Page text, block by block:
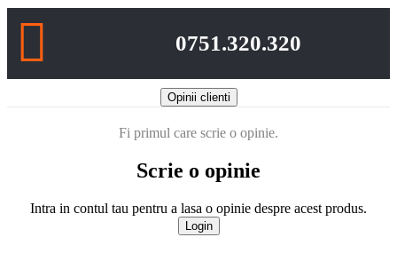
0751.320.320
Opinii clienti
Fi primul care scrie o opinie.
Scrie o opinie
Intra in contul tau pentru a lasa o opinie despre acest produs.
Login